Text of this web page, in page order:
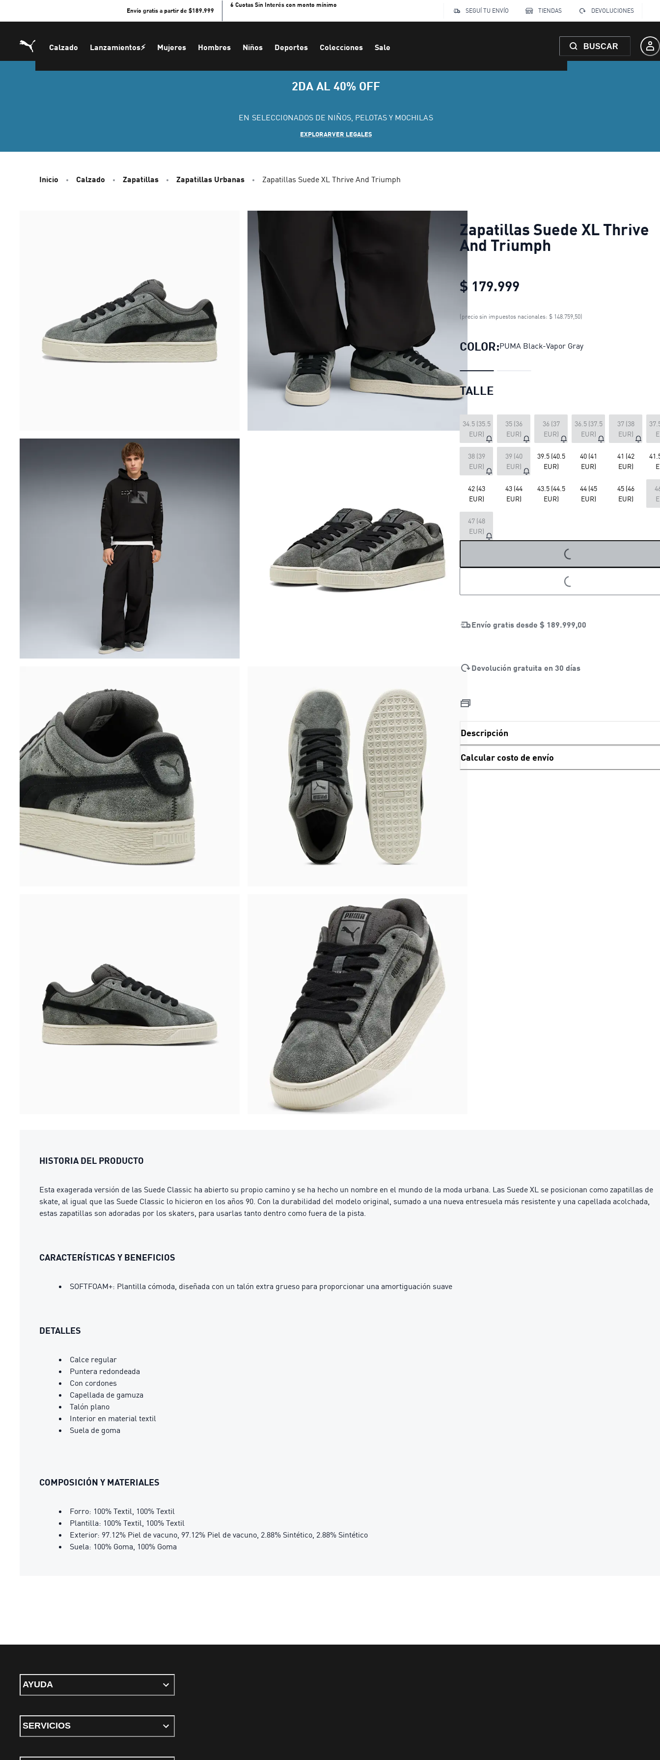
Envío gratis a partir de $189.999
6 Cuotas Sin Interés con monto mínimo
SEGUÍ TU ENVÍO
TIENDAS DEVOLUCIONES
Calzado Lanzamientos⚡ Mujeres Hombres Niños Deportes Colecciones Sale BUSCAR
2DA AL 40% OFF
EN SELECCIONADOS DE NIÑOS, PELOTAS Y MOCHILAS
EXPLORARVER LEGALES
Inicio Calzado Zapatillas Zapatillas Urbanas Zapatillas Suede XL Thrive And Triumph
Zapatillas Suede XL Thrive
And Triumph
$ 179.999
Zapatillas Suede XL
(precio sin impuestos nacionales: $ 148.759,50)
COLOR:PUMA Black-Vapor Gray
TALLE
34.5 (35.5
EUR)
35 (36
EUR)
36 (37
EUR)
36.5 (37.5
EUR)
37 (38
EUR)
38 (39
EUR)
39 (40
EUR)
39.5 (40.5
EUR)
40 (41
EUR)
41 (42
EUR)
42 (43
EUR)
43 (44
EUR)
43.5 (44.5
EUR)
44 (45
EUR)
45 (46
EUR)
47 (48
EUR)
LOADING...
LOADING...
Envío gratis desde $ 189.999,00
Devolución gratuita en 30 días
Descripción
Calcular costo de envío
HISTORIA DEL PRODUCTO
Esta exagerada versión de las Suede Classic ha abierto su propio camino y se ha hecho un nombre en el mundo de la moda urbana. Las Suede XL se posicionan como zapatillas de
skate, al igual que las Suede Classic lo hicieron en los años 90. Con la durabilidad del modelo original, sumado a una nueva entresuela más resistente y una capellada acolchada,
estas zapatillas son adoradas por los skaters, para usarlas tanto dentro como fuera de la pista.
CARACTERÍSTICAS Y BENEFICIOS
SOFTFOAM+: Plantilla cómoda, diseñada con un talón extra grueso para proporcionar una amortiguación suave
DETALLES
Calce regular
Puntera redondeada
Con cordones
Capellada de gamuza
Talón plano
Interior en material textil
Suela de goma
COMPOSICIÓN Y MATERIALES
Forro: 100% Textil, 100% Textil
Plantilla: 100% Textil, 100% Textil
Exterior: 97.12% Piel de vacuno, 97.12% Piel de vacuno, 2.88% Sintético, 2.88% Sintético
Suela: 100% Goma, 100% Goma
AYUDA
SERVICIOS